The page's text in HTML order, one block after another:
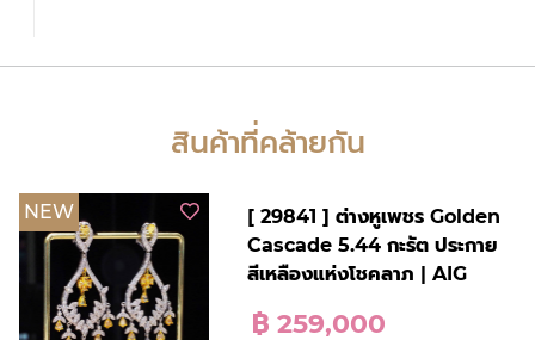
สินค้าที่คล้ายกัน
NEW
[ 29841 ] ต่างหูเพชร Golden
Cascade 5.44 กะรัต ประกาย
สีเหลืองแห่งโชคลาภ | AIG
฿ 259,000